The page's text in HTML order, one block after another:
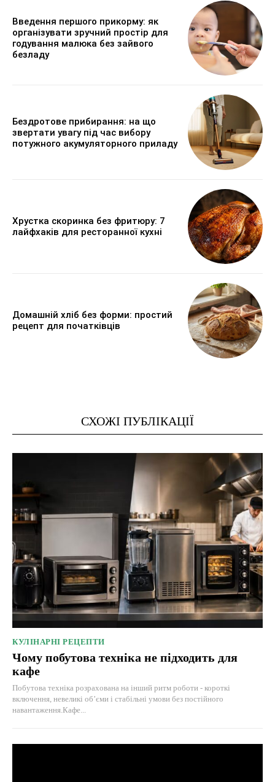
Введення першого прикорму: як
організувати зручний простір для
годування малюка без зайвого
безладу
Бездротове прибирання: на що
звертати увагу під час вибору
потужного акумуляторного приладу
Хрустка скоринка без фритюру: 7
лайфхаків для ресторанної кухні
Домашній хліб без форми: простий
рецепт для початківців
СХОЖІ ПУБЛІКАЦІЇ
КУЛІНАРНІ РЕЦЕПТИ
Чому побутова техніка не підходить для
кафе
Побутова техніка розрахована на інший ритм роботи - короткі
включення, невеликі об’єми і стабільні умови без постійного
навантаження.Кафе...